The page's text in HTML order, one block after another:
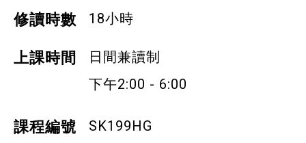
ERB服務點
社企項目
修讀時數 18小時
上課時間
日間兼讀制
下午2:00 - 6:00
課程編號 SK199HG